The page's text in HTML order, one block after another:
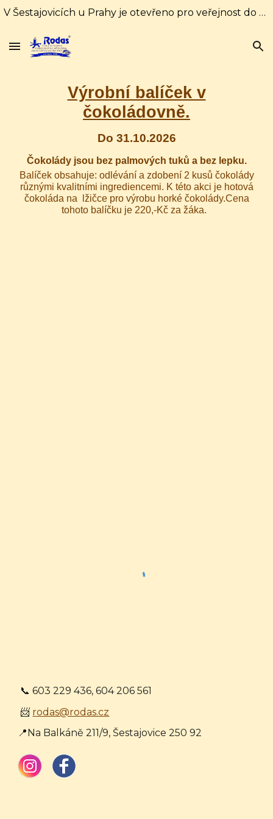
V Šestajovicích u Prahy je otevřeno pro veřejnost do 31. srpna každý den od 10:00 do 16:00 hodin. Od 1. září pouze soboty a neděle od 10:00 do 18:00
Výrobní balíček v
čokoládovně.
Do 31.10.2026
Čokolády jsou bez palmových tuků a bez lepku.
Balíček obsahuje: odlévání a zdobení 2 kusů čokolády
různými kvalitními ingrediencemi. K této akci je hotová
čokoláda na lžičce pro výrobu horké čokolády.Cena
tohoto balíčku je 220,-Kč za žáka.
📞 603 229 436, 604 206 561
📨 rodas@rodas.cz
📍Na Balkáně 211/9, Šestajovice 250 92